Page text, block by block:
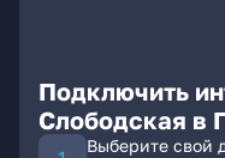
Подключить
Слободская в
Выберите свой